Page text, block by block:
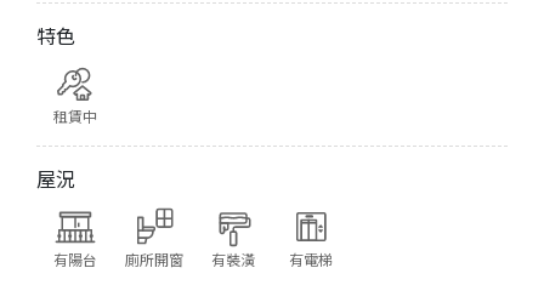
特色
租賃中
屋況
有陽台 廁所開窗 有裝潢 有電梯